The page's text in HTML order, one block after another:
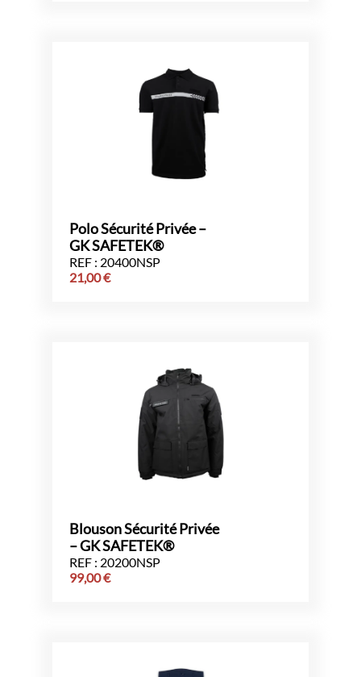
Polo Sécurité Privée –
GK SAFETEK®
REF : 20400NSP
21,00€
Blouson Sécurité Privée
– GK SAFETEK®
REF : 20200NSP
99,00€